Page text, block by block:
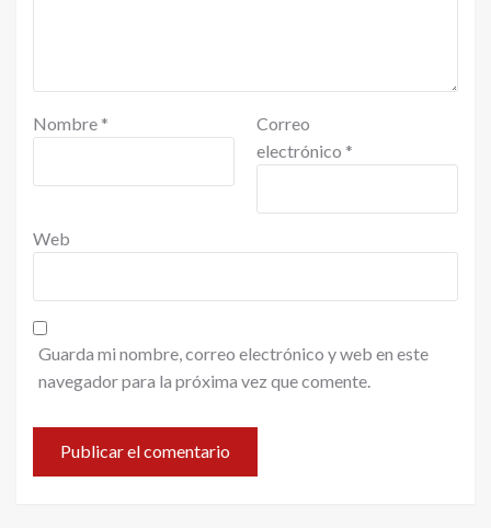
Nombre *
Correo
electrónico *
Web
Guarda mi nombre, correo electrónico y web en este
navegador para la próxima vez que comente.